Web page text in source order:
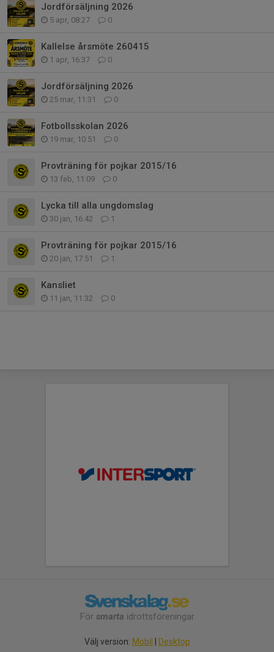
Jordförsäljning 2026
5 apr, 08:27 0
Kallelse årsmöte 260415
1 apr, 16:37 0
Jordförsäljning 2026
25 mar, 11:31 0
Fotbollsskolan 2026
19 mar, 10:51 0
Provträning för pojkar 2015/16
13 feb, 11:09 0
Lycka till alla ungdomslag
30 jan, 16:42 1
Provträning för pojkar 2015/16
20 jan, 17:51 1
Kansliet
11 jan, 11:32 0
För smarta idrottsföreningar
Välj version: Mobil | Desktop